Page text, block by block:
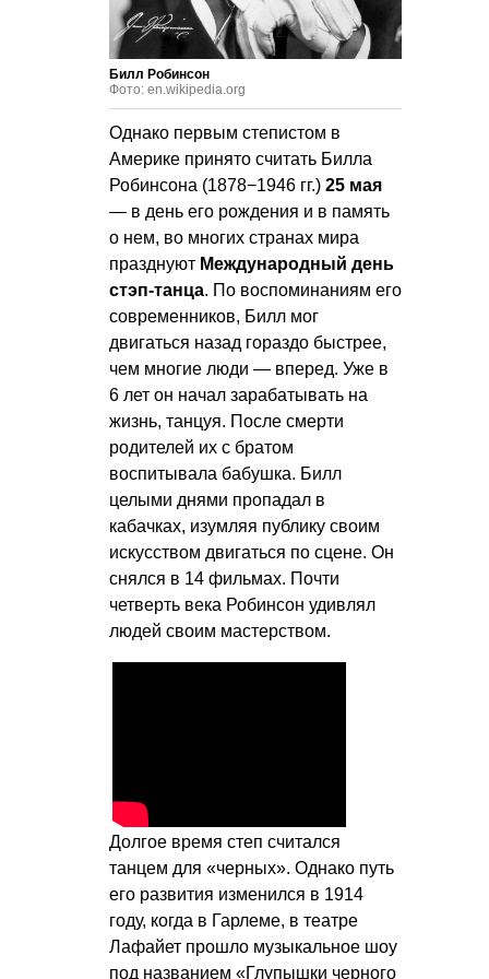
Билл Робинсон
Фото: en.wikipedia.org
Однако первым степистом в
Америке принято считать Билла
Робинсона (1878−1946 гг.) 25 мая
— в день его рождения и в память
о нем, во многих странах мира
празднуют Международный день
стэп-танца. По воспоминаниям его
современников, Билл мог
двигаться назад гораздо быстрее,
чем многие люди — вперед. Уже в
6 лет он начал зарабатывать на
жизнь, танцуя. После смерти
родителей их с братом
воспитывала бабушка. Билл
целыми днями пропадал в
кабачках, изумляя публику своим
искусством двигаться по сцене. Он
снялся в 14 фильмах. Почти
четверть века Робинсон удивлял
людей своим мастерством.
Долгое время степ считался
танцем для «черных». Однако путь
его развития изменился в 1914
году, когда в Гарлеме, в театре
Лафайет прошло музыкальное шоу
под названием «Глупышки черного